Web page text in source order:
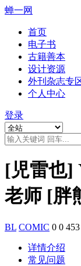
蝉一网
首页
电子书
古籍善本
设计资源
外刊杂志专
个人中心
登录
[児雷也]
老师 [胖
BL COMIC 0 0 453
详情介绍
常见问题